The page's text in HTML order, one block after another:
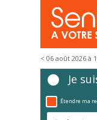
< 06 août 2026
Je
Étendre ma